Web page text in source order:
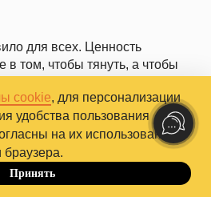
для всех. Ценность
том, чтобы тянуть, а чтобы
финала, но создает
успевает стать
красивой.
темп соответствует
не давлению извне. Если
cookie, для персонализации
удобства пользования
на их использование,
браузера.
Принять